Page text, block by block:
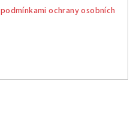
podmínkami ochrany osobních